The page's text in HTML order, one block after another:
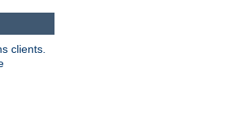
clients.